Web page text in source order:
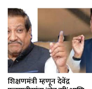
शिक्षणमंत्री म्हणून देवेंद्र